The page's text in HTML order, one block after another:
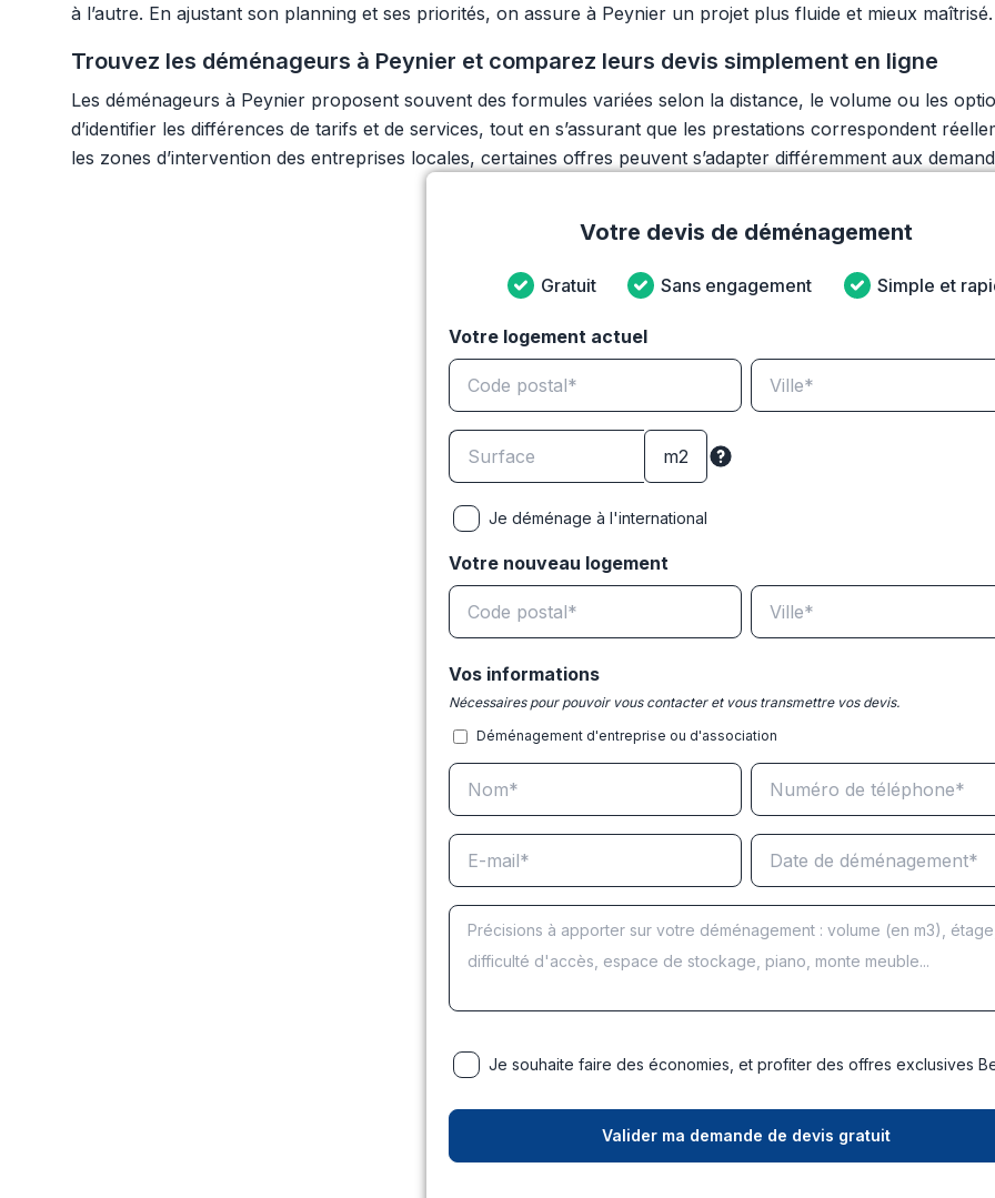
à l’autre. En ajustant son planning et ses priorités, on assure à Peynier un projet plus fluide et mieux maîtrisé.
Trouvez les déménageurs à Peynier et comparez leurs devis simplement en ligne
Les déménageurs à Peynier proposent souvent des formules variées selon la distance, le volume ou les
d’identifier les différences de tarifs et de services, tout en s’assurant que les prestations correspondent
les zones d’intervention des entreprises locales, certaines offres peuvent s’adapter différemment aux
Votre devis de déménagement
Gratuit Sans engagement Simple et
Votre logement actuel
Je déménage à l'international
Votre nouveau logement
Vos informations
Nécessaires pour pouvoir vous contacter et vous transmettre vos devis.
Déménagement d'entreprise ou d'association
Je souhaite faire des économies, et profiter des offres exclusives